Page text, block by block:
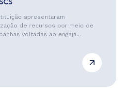
apresentaram
de recursos por meio de
voltadas ao engaja...